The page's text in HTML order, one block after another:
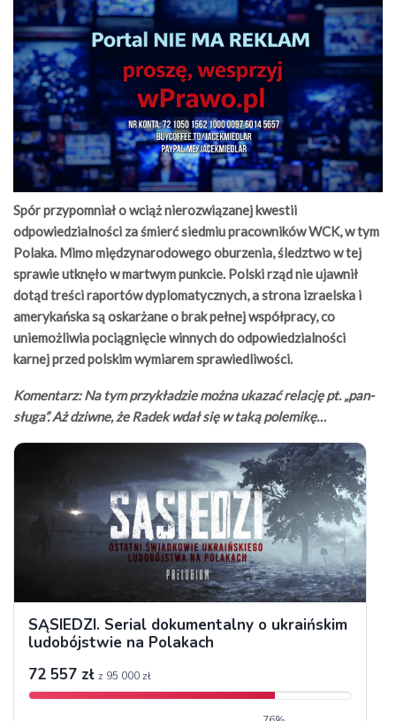
Spór przypomniał o wciąż nierozwiązanej kwestii
odpowiedzialności za śmierć siedmiu pracowników WCK, w tym
Polaka. Mimo międzynarodowego oburzenia, śledztwo w tej
sprawie utknęło w martwym punkcie. Polski rząd nie ujawnił
dotąd treści raportów dyplomatycznych, a strona izraelska i
amerykańska są oskarżane o brak pełnej współpracy, co
uniemożliwia pociągnięcie winnych do odpowiedzialności
karnej przed polskim wymiarem sprawiedliwości.
Komentarz: Na tym przykładzie można ukazać relację pt. „pan-
sługa”. Aż dziwne, że Radek wdał się w taką polemikę…